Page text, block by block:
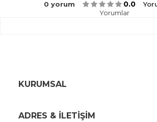
0 yorum 0.0
Yorumlar
KURUMSAL
ADRES & İLETİŞİM